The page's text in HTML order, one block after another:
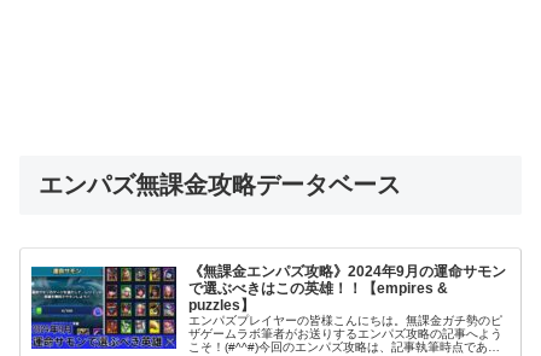
エンパズ無課金攻略データベース
《無課金エンパズ攻略》2024年9月の運命サモン
で選ぶべきはこの英雄！！【empires &
puzzles】
エンパズプレイヤーの皆様こんにちは。無課金ガチ勢のピ
ザゲームラボ筆者がお送りするエンパズ攻略の記事へよう
こそ！(#^^#)今回のエンパズ攻略は、記事執筆時点である